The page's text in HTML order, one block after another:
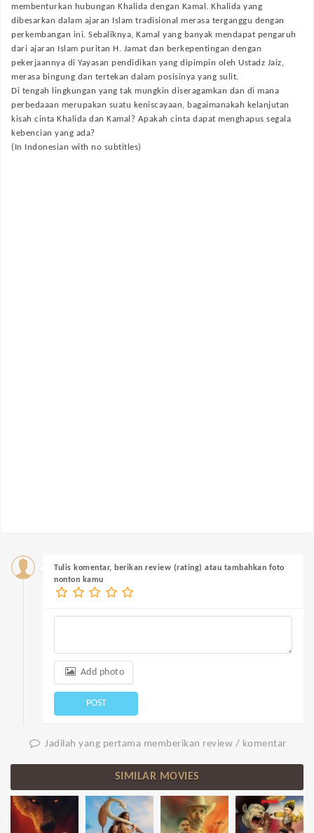
membenturkan hubungan Khalida dengan Kamal. Khalida yang
dibesarkan dalam ajaran Islam tradisional merasa terganggu dengan
perkembangan ini. Sebaliknya, Kamal yang banyak mendapat pengaruh
dari ajaran Islam puritan H. Jamat dan berkepentingan dengan
pekerjaannya di Yayasan pendidikan yang dipimpin oleh Ustadz Jaiz,
merasa bingung dan tertekan dalam posisinya yang sulit.
Di tengah lingkungan yang tak mungkin diseragamkan dan di mana
perbedaaan merupakan suatu keniscayaan, bagaimanakah kelanjutan
kisah cinta Khalida dan Kamal? Apakah cinta dapat menghapus segala
kebencian yang ada?
(In Indonesian with no subtitles)
Tulis komentar, berikan review (rating) atau tambahkan foto
nonton kamu
Add photo
POST
Jadilah yang pertama memberikan review / komentar
SIMILAR MOVIES